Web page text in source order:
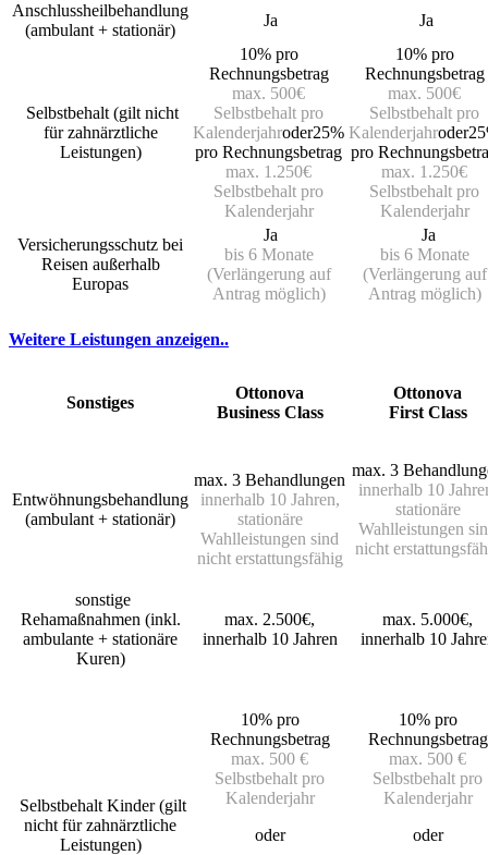
Anschlussheilbehandlung
(ambulant + stationär)
Ja Ja
Selbstbehalt (gilt nicht
für zahnärztliche
Leistungen)
10% pro
Rechnungsbetrag
max. 500€
Selbstbehalt pro
Kalenderjahroder25%
pro Rechnungsbetrag
max. 1.250€
Selbstbehalt pro
Kalenderjahr
10% pro
Rechnungsbetrag
max. 500€
Selbstbehalt pro
Kalenderjahr
pro
max. 1.250€
Selbstbehalt pro
Kalenderjahr
Versicherungsschutz bei
Reisen außerhalb
Europas
Ja
bis 6 Monate
(Verlängerung auf
Antrag möglich)
Ja
bis 6 Monate
(Verlängerung auf
Antrag möglich)
Weitere Leistungen anzeigen..
Sonstiges
Ottonova
Business Class
Ottonova
First Class
Entwöhnungsbehandlung
(ambulant + stationär)
max. 3 Behandlungen
innerhalb 10 Jahren,
stationäre
Wahlleistungen sind
nicht erstattungsfähig
max. 3
innerhalb 10
stationäre
Wahlleistungen
nicht
sonstige
Rehamaßnahmen (inkl.
ambulante + stationäre
Kuren)
max. 2.500€,
innerhalb 10 Jahren
max. 5.000€,
innerhalb 10
Selbstbehalt Kinder (gilt
nicht für zahnärztliche
Leistungen)
10% pro
Rechnungsbetrag
max. 500 €
Selbstbehalt pro
Kalenderjahr
oder
10% pro
Rechnungsbetrag
max. 500 €
Selbstbehalt pro
Kalenderjahr
oder